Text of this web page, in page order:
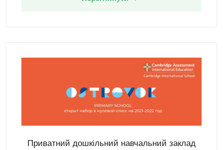
Приватний дошкільний навчальний заклад